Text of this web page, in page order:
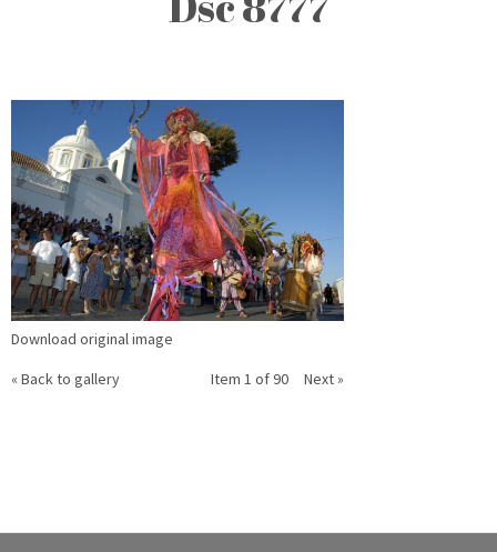
Download original image
« Back to gallery
Item 1 of 90 Next »